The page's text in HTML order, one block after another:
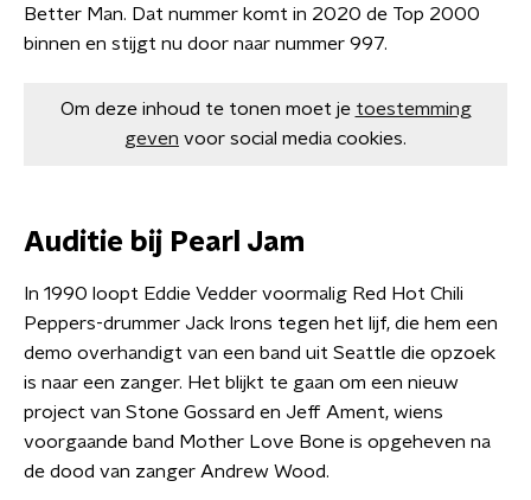
Better Man. Dat nummer komt in 2020 de Top 2000
binnen en stijgt nu door naar nummer 997.
Om deze inhoud te tonen moet je toestemming
geven voor social media cookies.
Auditie bij Pearl Jam
In 1990 loopt Eddie Vedder voormalig Red Hot Chili
Peppers-drummer Jack Irons tegen het lijf, die hem een
demo overhandigt van een band uit Seattle die opzoek
is naar een zanger. Het blijkt te gaan om een nieuw
project van Stone Gossard en Jeff Ament, wiens
voorgaande band Mother Love Bone is opgeheven na
de dood van zanger Andrew Wood.